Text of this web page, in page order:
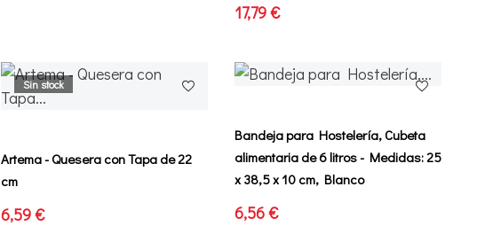
17,79 €
Artema - Quesera con Tapa de 22
cm
6,59 €
Sin stock
Bandeja para Hostelería, Cubeta
alimentaria de 6 litros - Medidas: 25
x 38,5 x 10 cm, Blanco
6,56 €